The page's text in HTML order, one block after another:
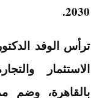
2030.
ترأس الوفد
الاستثمار
بالقاهرة، وضم